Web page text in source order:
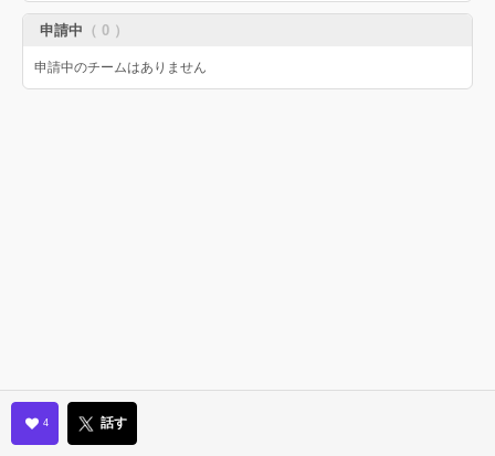
申請中 （ 0 ）
申請中のチームはありません
4 話す